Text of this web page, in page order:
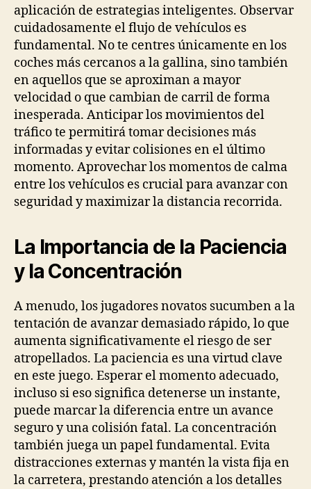
aplicación de estrategias inteligentes. Observar
cuidadosamente el flujo de vehículos es
fundamental. No te centres únicamente en los
coches más cercanos a la gallina, sino también
en aquellos que se aproximan a mayor
velocidad o que cambian de carril de forma
inesperada. Anticipar los movimientos del
tráfico te permitirá tomar decisiones más
informadas y evitar colisiones en el último
momento. Aprovechar los momentos de calma
entre los vehículos es crucial para avanzar con
seguridad y maximizar la distancia recorrida.
La Importancia de la Paciencia
y la Concentración
A menudo, los jugadores novatos sucumben a la
tentación de avanzar demasiado rápido, lo que
aumenta significativamente el riesgo de ser
atropellados. La paciencia es una virtud clave
en este juego. Esperar el momento adecuado,
incluso si eso significa detenerse un instante,
puede marcar la diferencia entre un avance
seguro y una colisión fatal. La concentración
también juega un papel fundamental. Evita
distracciones externas y mantén la vista fija en
la carretera, prestando atención a los detalles